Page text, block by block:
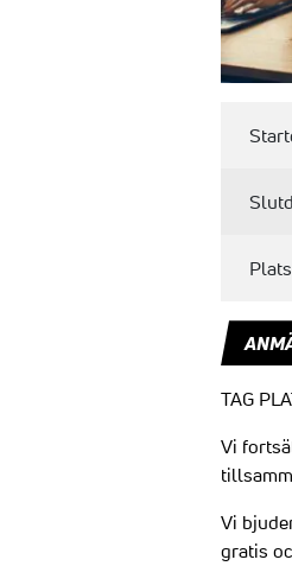
Plats
TAG
Vi
Vi
gratis